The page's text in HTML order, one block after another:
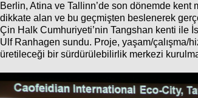
Berlin, Atina ve Tallinn’de son dönemde kent
dikkate alan ve bu geçmişten beslenerek
Çin Halk Cumhuriyeti’nin Tangshan kenti ile
Ulf Ranhagen sundu. Proje, yaşam/çalışma/
üretileceği bir sürdürülebilirlik merkezi